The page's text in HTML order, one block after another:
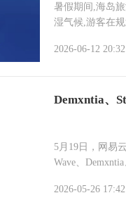
暑假期间,海岛
湿气候,游客在
2026-06-12 20:32
Demxntia、
5月19日，网易
Wave、Demxntia
2026-05-26 17:42